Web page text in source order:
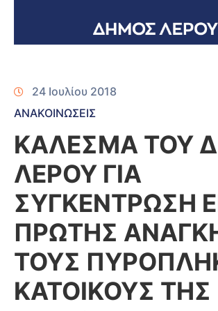
24 Ιουλίου 2018
ΑΝΑΚΟΙΝΩΣΕΙΣ
ΚΑΛΕΣΜΑ ΤΟΥ
ΛΕΡΟΥ ΓΙΑ
ΣΥΓΚΕΝΤΡΩΣΗ
ΠΡΩΤΗΣ
ΤΟΥΣ
ΚΑΤΟΙΚΟΥΣ ΤΗΣ